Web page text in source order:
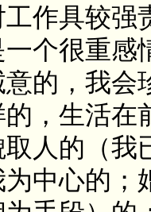
作具较强
个很重感
的，我
的，生活
人的（
中心的；